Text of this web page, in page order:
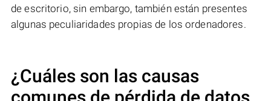
de escritorio, sin embargo, también están presentes
algunas peculiaridades propias de los ordenadores.
¿Cuáles son las causas